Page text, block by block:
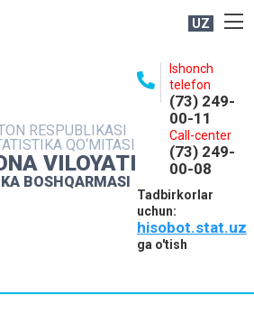
UZ
RESPUBLIKASI
QO‘MITASI
VILOYATI
BOSHQARMASI
Ishonch
telefon
(73) 249-
00-11
Call-center
(73) 249-
00-08
Tadbirkorlar
uchun:
hisobot.stat.uz
ga o'tish
NASHRLAR
XIZMATLAR
MATBUOT XIZMATI